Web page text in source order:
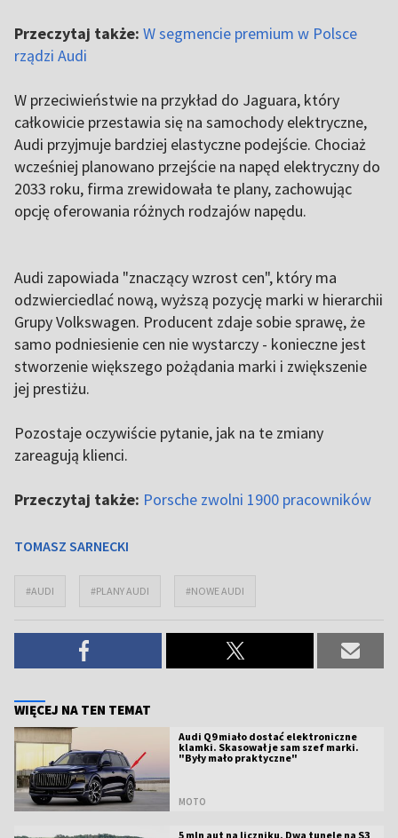
Przeczytaj także: W segmencie premium w Polsce
rządzi Audi
W przeciwieństwie na przykład do Jaguara, który
całkowicie przestawia się na samochody elektryczne,
Audi przyjmuje bardziej elastyczne podejście. Chociaż
wcześniej planowano przejście na napęd elektryczny do
2033 roku, firma zrewidowała te plany, zachowując
opcję oferowania różnych rodzajów napędu.
Audi zapowiada "znaczący wzrost cen", który ma
odzwierciedlać nową, wyższą pozycję marki w hierarchii
Grupy Volkswagen. Producent zdaje sobie sprawę, że
samo podniesienie cen nie wystarczy - konieczne jest
stworzenie większego pożądania marki i zwiększenie
jej prestiżu.
Pozostaje oczywiście pytanie, jak na te zmiany
zareagują klienci.
Przeczytaj także: Porsche zwolni 1900 pracowników
TOMASZ SARNECKI
#AUDI #PLANY AUDI #NOWE AUDI
WIĘCEJ NA TEN TEMAT
Audi Q9 miało dostać elektroniczne
klamki. Skasował je sam szef marki.
"Były mało praktyczne"
MOTO
5 mln aut na liczniku. Dwa tunele na S3